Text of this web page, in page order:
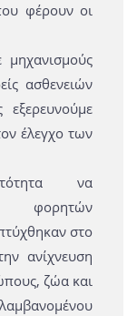
φέρουν οι
ασθενειών
έλεγχο των
να
φορητών
στο
ανίχνευση
ζώα και